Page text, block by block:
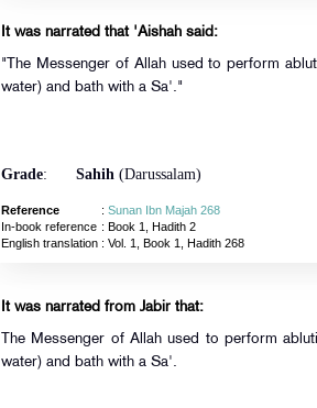
It was narrated that 'Aishah said:
"The Messenger of Allah used to perform
water) and bath with a Sa'."
Grade: Sahih(Darussalam)
Reference : Sunan Ibn Majah 268
In-book reference : Book 1, Hadith 2
English translation: Vol. 1, Book 1, Hadith 268
It was narrated from Jabir that:
The Messenger of Allah used to perform
water) and bath with a Sa'.